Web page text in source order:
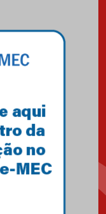
mobiliza campanha
apoiar famílias em
do ano ressalta o